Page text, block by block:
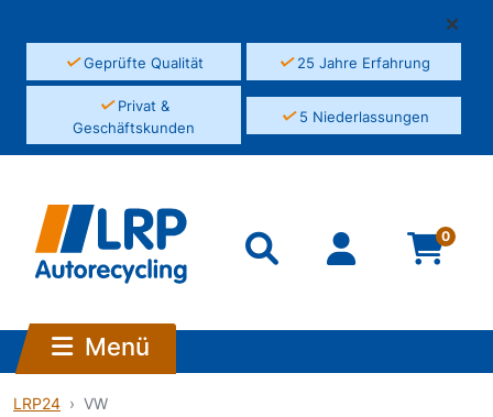
✓Geprüfte Qualität ✓25 Jahre Erfahrung
✓Privat &
Geschäftskunden
✓5 Niederlassungen
0
Menü
LRP24 VW